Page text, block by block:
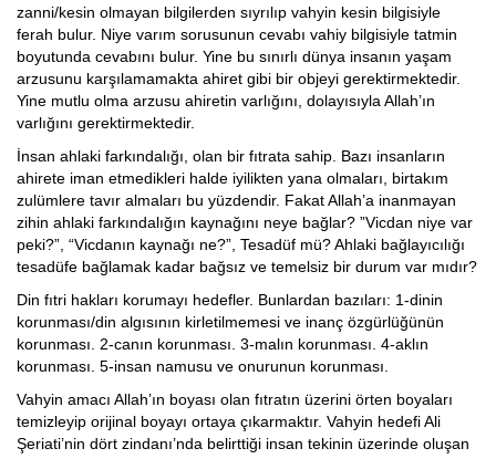
zanni/kesin olmayan bilgilerden sıyrılıp vahyin kesin bilgisiyle
ferah bulur. Niye varım sorusunun cevabı vahiy bilgisiyle tatmin
boyutunda cevabını bulur. Yine bu sınırlı dünya insanın yaşam
arzusunu karşılamamakta ahiret gibi bir objeyi gerektirmektedir.
Yine mutlu olma arzusu ahiretin varlığını, dolayısıyla Allah’ın
varlığını gerektirmektedir.
İnsan ahlaki farkındalığı, olan bir fıtrata sahip. Bazı insanların
ahirete iman etmedikleri halde iyilikten yana olmaları, birtakım
zulümlere tavır almaları bu yüzdendir. Fakat Allah’a inanmayan
zihin ahlaki farkındalığın kaynağını neye bağlar? ”Vicdan niye var
peki?”, “Vicdanın kaynağı ne?”, Tesadüf mü? Ahlaki bağlayıcılığı
tesadüfe bağlamak kadar bağsız ve temelsiz bir durum var mıdır?
Din fıtri hakları korumayı hedefler. Bunlardan bazıları: 1-dinin
korunması/din algısının kirletilmemesi ve inanç özgürlüğünün
korunması. 2-canın korunması. 3-malın korunması. 4-aklın
korunması. 5-insan namusu ve onurunun korunması.
Vahyin amacı Allah’ın boyası olan fıtratın üzerini örten boyaları
temizleyip orijinal boyayı ortaya çıkarmaktır. Vahyin hedefi Ali
Şeriati’nin dört zindanı’nda belirttiği insan tekinin üzerinde oluşan